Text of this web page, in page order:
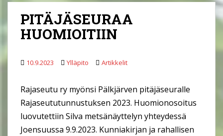
PITÄJÄSEURAA
HUOMIOITIIN
10.9.2023 Ylläpito Artikkelit
Rajaseutu ry myönsi Pälkjärven pitäjäseuralle
Rajaseututunnustuksen 2023. Huomionosoitus
luovutettiin Silva metsänäyttelyn yhteydessä
Joensuussa 9.9.2023. Kunniakirjan ja rahallisen